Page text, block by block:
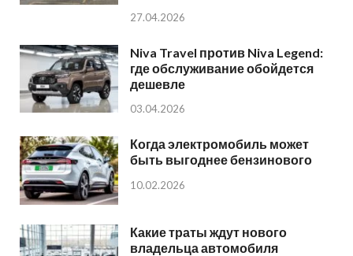
27.04.2026
Niva Travel против Niva Legend:
где обслуживание обойдется
дешевле
03.04.2026
Когда электромобиль может
быть выгоднее бензинового
10.02.2026
Какие траты ждут нового
владельца автомобиля